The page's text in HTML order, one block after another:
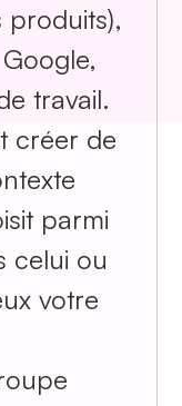
produits),
travail.
créer de
parmi
celui ou
votre